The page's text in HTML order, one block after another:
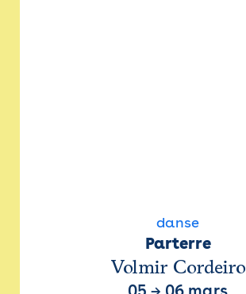
danse
Parterre
Volmir Cordeiro